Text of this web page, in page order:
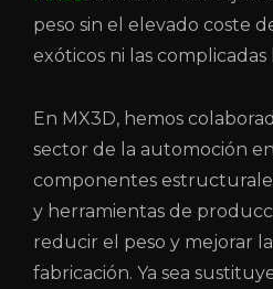
peso sin el elevado coste
exóticos ni las
En MX3D, hemos
sector de la automoción
componentes
y herramientas de
reducir el peso y mejorar
fabricación. Ya sea